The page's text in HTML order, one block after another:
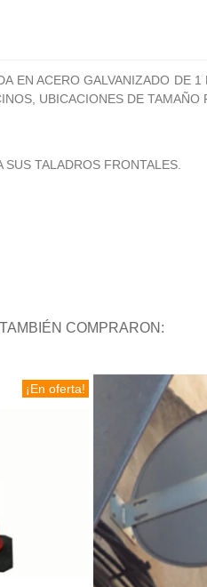
EN ACERO GALVANIZADO
UBICACIONES DE
TALADROS FRONTALES.
COMPRARON:
¡En oferta!